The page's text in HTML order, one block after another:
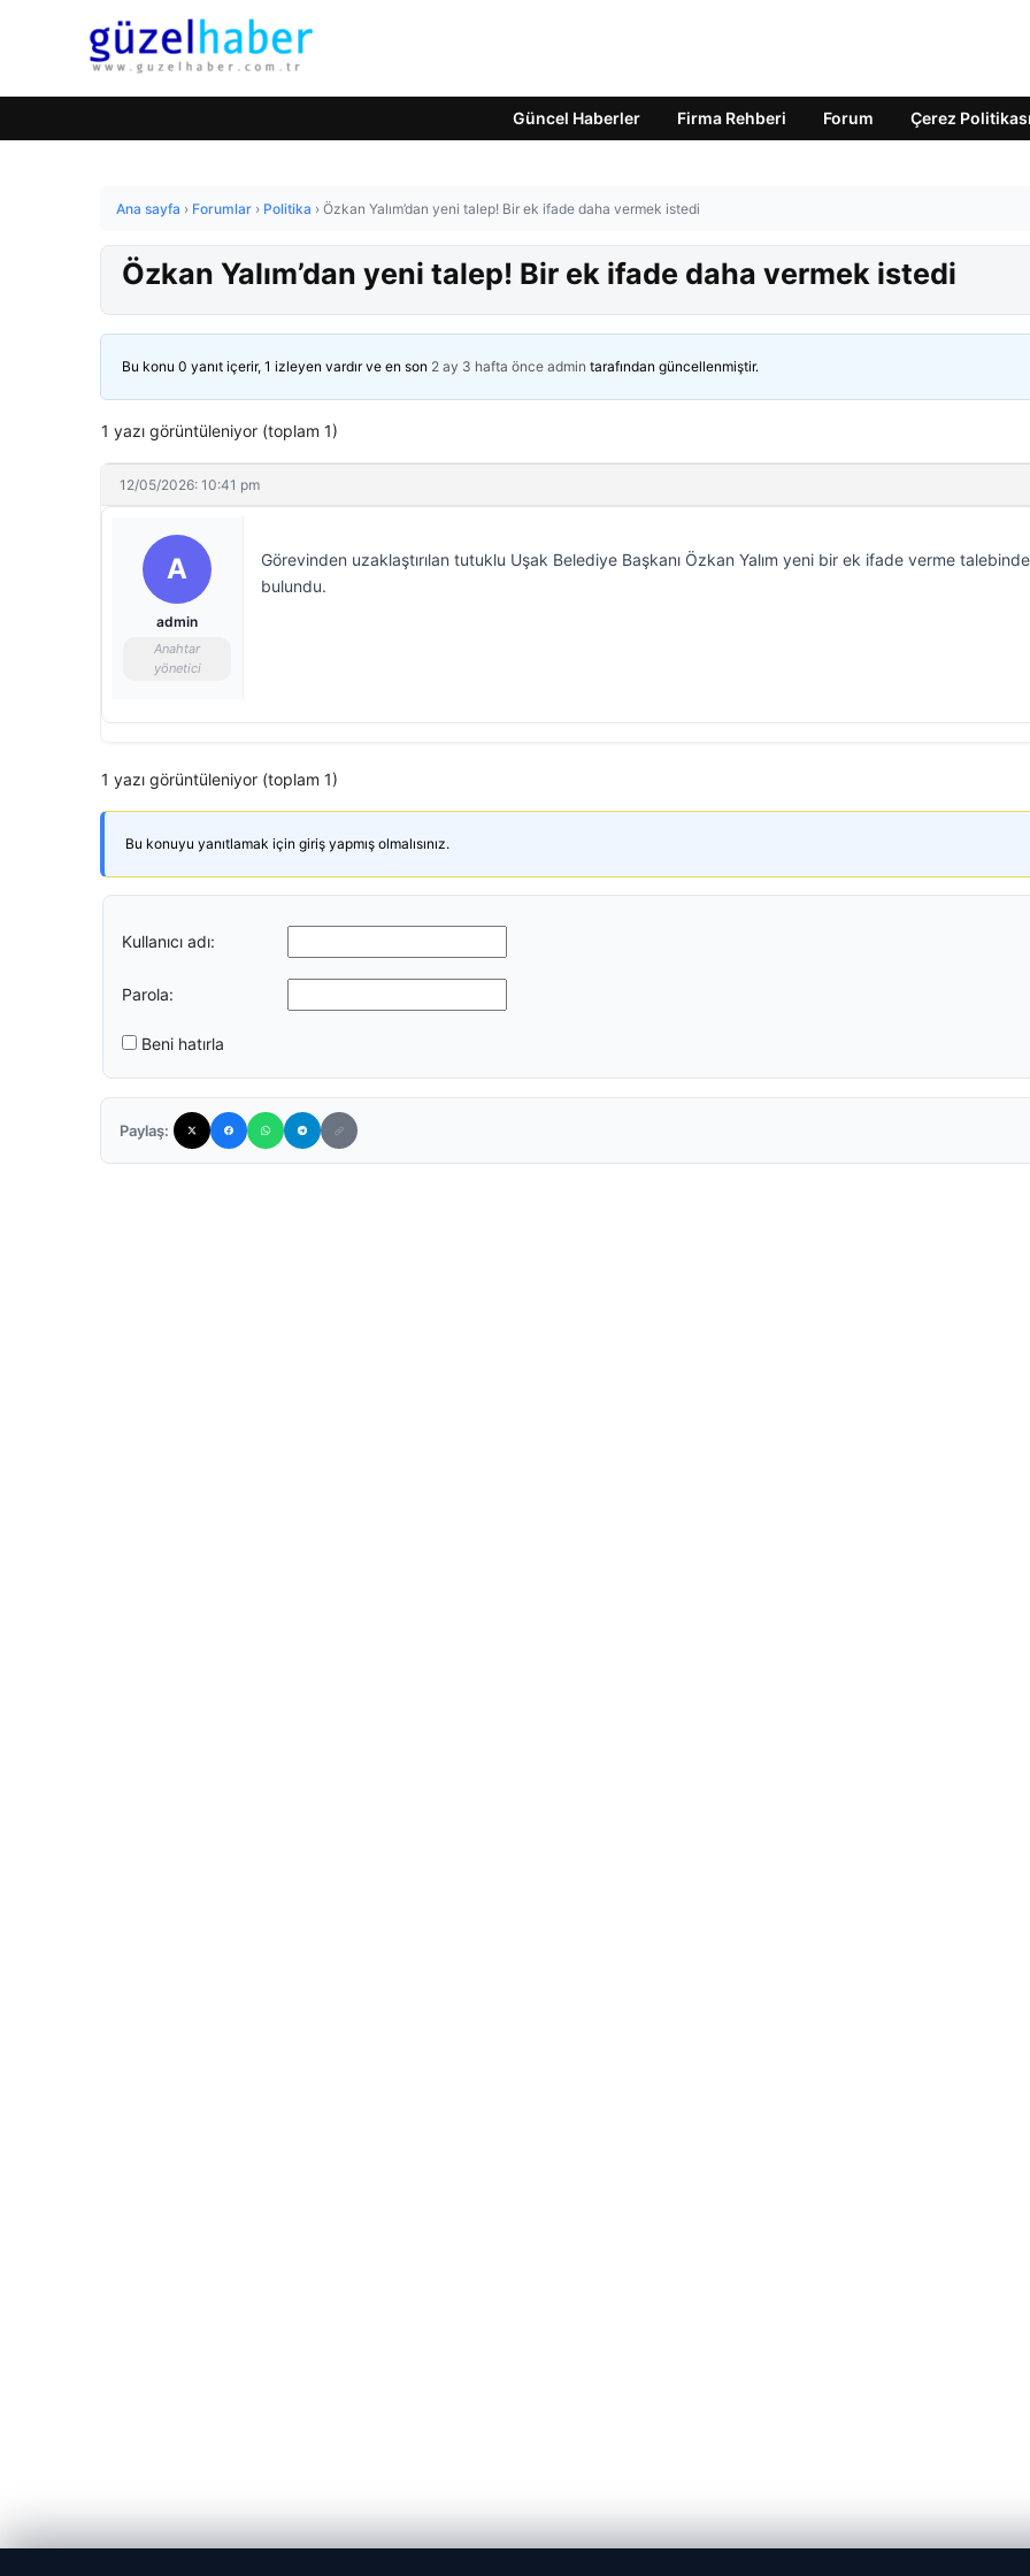
Güncel Haberler Firma Rehberi Forum Çerez Politikası
Ana sayfa › Forumlar › Politika › Özkan Yalım’dan yeni talep! Bir ek ifade daha vermek istedi
Özkan Yalım’dan yeni talep! Bir ek ifade daha vermek istedi
Bu konu 0 yanıt içerir, 1 izleyen vardır ve en son 2 ay 3 hafta önce admin tarafından güncellenmiştir.
1 yazı görüntüleniyor (toplam 1)
12/05/2026: 10:41 pm
A
admin
Anahtar
yönetici
Görevinden uzaklaştırılan tutuklu Uşak Belediye Başkanı Özkan Yalım yeni bir ek ifade verme talebinde
bulundu.
1 yazı görüntüleniyor (toplam 1)
Bu konuyu yanıtlamak için giriş yapmış olmalısınız.
Kullanıcı adı:
Parola:
Beni hatırla
Paylaş: